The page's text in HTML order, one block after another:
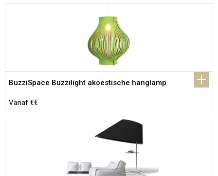
BuzziSpace Buzzilight akoestische hanglamp
Vanaf €€